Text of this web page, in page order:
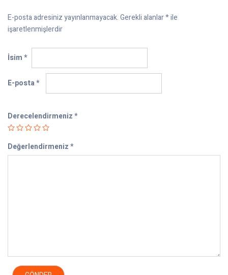
E-posta adresiniz yayınlanmayacak.Gerekli alanlar*ile
işaretlenmişlerdir
İsim*
E-posta*
Derecelendirmeniz*
Değerlendirmeniz*